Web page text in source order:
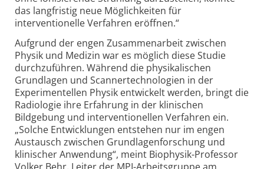
das langfristig neue Möglichkeiten für
interventionelle Verfahren eröffnen.“
Aufgrund der engen Zusammenarbeit zwischen
Physik und Medizin war es möglich diese Studie
durchzuführen. Während die physikalischen
Grundlagen und Scannertechnologien in der
Experimentellen Physik entwickelt werden, bringt die
Radiologie ihre Erfahrung in der klinischen
Bildgebung und interventionellen Verfahren ein.
„Solche Entwicklungen entstehen nur im engen
Austausch zwischen Grundlagenforschung und
klinischer Anwendung“, meint Biophysik-Professor